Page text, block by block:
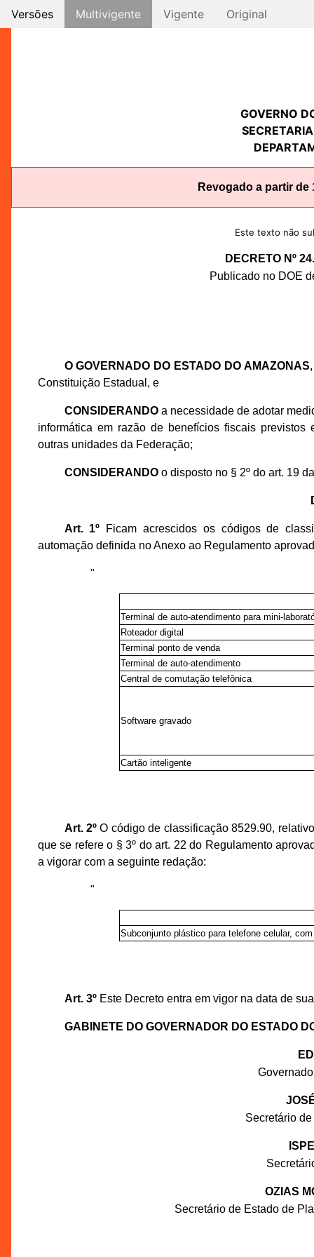
Versões Multivigente Vigente Original
GOVERNO
Revogado a partir de
Este texto não
DECRETO Nº
Publicado no DOE
O GOVERNADO DO ESTADO DO AMAZONAS
Constituição Estadual, e
CONSIDERANDOa necessidade de adotar
informática em razão de benefícios fiscais
outras unidades da Federação;
CONSIDERANDOo disposto no § 2º do art. 19
Art. 1º Ficam acrescidos os códigos de
automação definida no Anexo ao Regulamento
"
Terminal de auto-atendimento para mini-
Roteador digital
Terminal ponto de venda
Terminal de auto-atendimento
Central de comutação telefônica
Software gravado
Cartão inteligente
Art. 2º O código de classificação 8529.90,
que se refere o § 3º do art. 22 do Regulamento
a vigorar com a seguinte redação:
"
Subconjunto plástico para telefone celular,
Art. 3ºEste Decreto entra em vigor na data de
GABINETE DO GOVERNADOR DO ESTADO
Secretário
OZIAS
Secretário de Estado de